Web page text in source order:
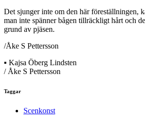
Det sjunger inte om den här föreställningen,
man inte spänner bågen tillräckligt hårt och
grund av pjäsen.
/Åke S Pettersson
▪ Kajsa Öberg Lindsten
/ Åke S Pettersson
Taggar
Scenkonst